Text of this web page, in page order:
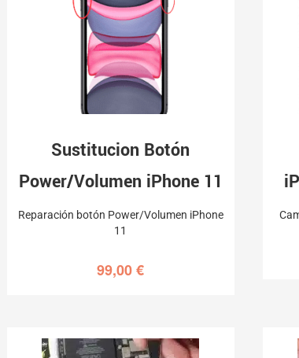
Sustitucion Botón
Power/Volumen iPhone 11
Reparación botón Power/Volumen iPhone
11
99,00€